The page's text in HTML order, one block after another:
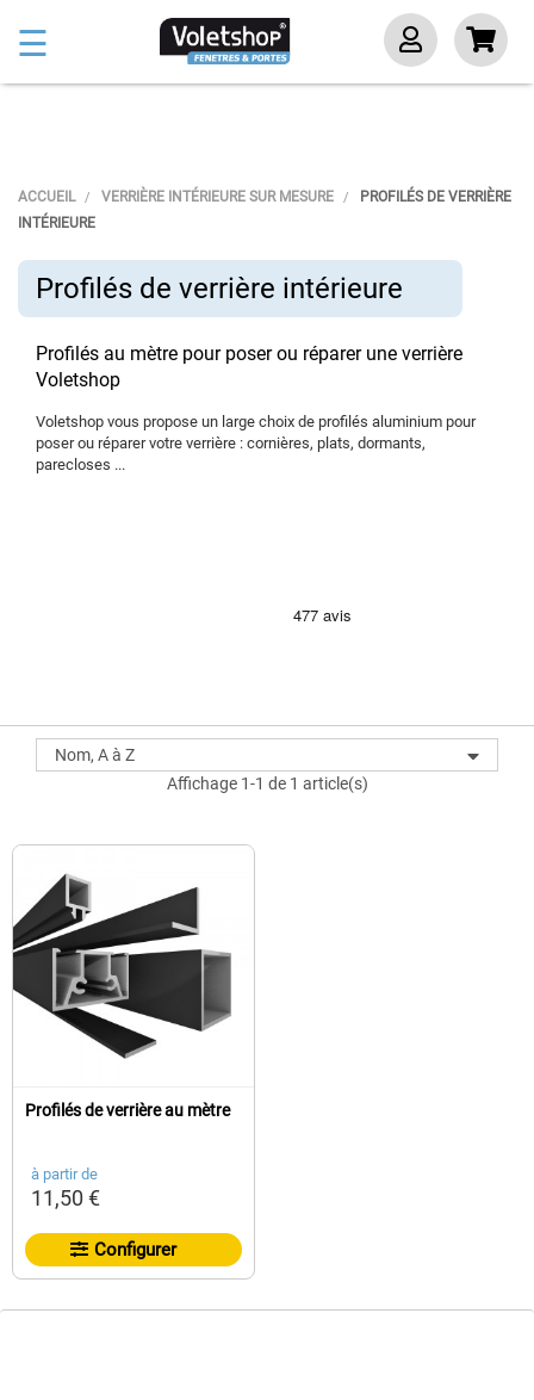
Basculer
la
☰
ACCUEIL VERRIÈRE INTÉRIEURE SUR MESURE
PROFILÉS DE VERRIÈRE
INTÉRIEURE
Profilés de verrière intérieure
Profilés au mètre pour poser ou réparer une verrière
Voletshop
Voletshop vous propose un large choix de profilés aluminium pour
poser ou réparer votre verrière : cornières, plats, dormants,
parecloses ...
Nom, A à Z
Affichage 1-1 de 1 article(s)
Profilés de verrière au mètre
à partir de
11,50 €
Configurer